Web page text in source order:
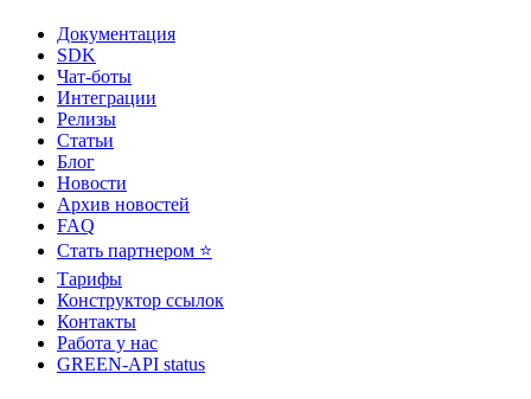
Документация
SDK
Чат-боты
Интеграции
Релизы
Статьи
Блог
Новости
Архив новостей
FAQ
Стать партнером ⭐
Тарифы
Конструктор ссылок
Контакты
Работа у нас
GREEN-API status